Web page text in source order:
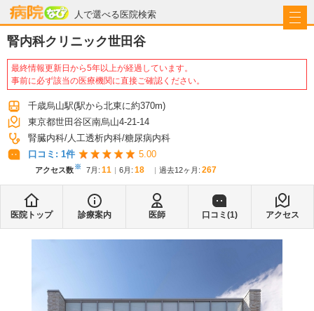
人で選べる医院検索
病院なび
腎内科クリニック世田谷
最終情報更新日から5年以上が経過しています。
事前に必ず該当の医療機関に直接ご確認ください。
千歳烏山駅(駅から北東に約370m)
東京都世田谷区南烏山4-21-14
腎臓内科 人工透析内科 糖尿病内科
口コミ: 1件 5.00
アクセス数※ 7月 : 11 6月 : 18 過去12ヶ月: 267
医院トップ 診療案内 医師 口コミ(1) アクセス